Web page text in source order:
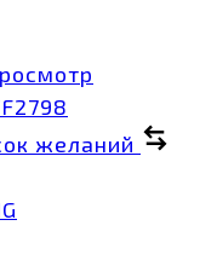
желаний